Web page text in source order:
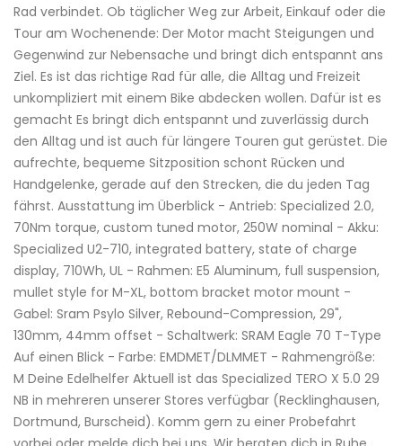
Rad verbindet. Ob täglicher Weg zur Arbeit, Einkauf oder die
Tour am Wochenende: Der Motor macht Steigungen und
Gegenwind zur Nebensache und bringt dich entspannt ans
Ziel. Es ist das richtige Rad für alle, die Alltag und Freizeit
unkompliziert mit einem Bike abdecken wollen. Dafür ist es
gemacht Es bringt dich entspannt und zuverlässig durch
den Alltag und ist auch für längere Touren gut gerüstet. Die
aufrechte, bequeme Sitzposition schont Rücken und
Handgelenke, gerade auf den Strecken, die du jeden Tag
fährst. Ausstattung im Überblick - Antrieb: Specialized 2.0,
70Nm torque, custom tuned motor, 250W nominal - Akku:
Specialized U2-710, integrated battery, state of charge
display, 710Wh, UL - Rahmen: E5 Aluminum, full suspension,
mullet style for M-XL, bottom bracket motor mount -
Gabel: Sram Psylo Silver, Rebound-Compression, 29",
130mm, 44mm offset - Schaltwerk: SRAM Eagle 70 T-Type
Auf einen Blick - Farbe: EMDMET/DLMMET - Rahmengröße:
M Deine Edelhelfer Aktuell ist das Specialized TERO X 5.0 29
NB in mehreren unserer Stores verfügbar (Recklinghausen,
Dortmund, Burscheid). Komm gern zu einer Probefahrt